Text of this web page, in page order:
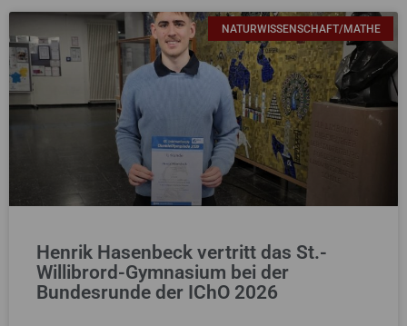
NATURWISSENSCHAFT/MATHE
Henrik Hasenbeck vertritt das St.-
Willibrord-Gymnasium bei der
Bundesrunde der IChO 2026